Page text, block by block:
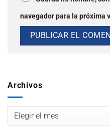
Archivos
navegador para la próxima